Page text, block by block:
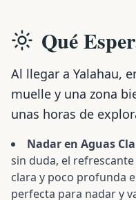
Qué
Al llegar a Yalahau,
muelle y una zona
unas horas de
Nadar en Aguas
sin duda, el
clara y poco profunda
perfecta para nadar y